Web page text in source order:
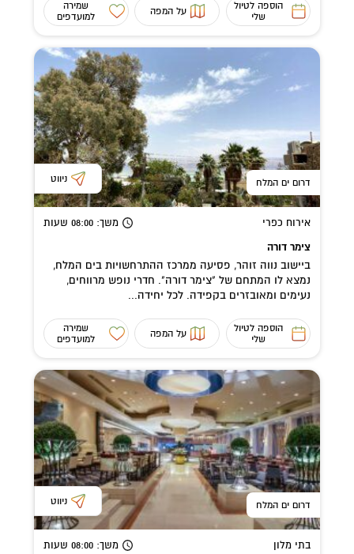
הוספה לטיול
שלי
על המפה
שמירה
למועדפים
דרום ים המלח ניווט
אירוח כפרי משך: 08:00 שעות
צימר דורה
ביישוב נווה זוהר, פסיעה ממרכז ההתרחשויות בים המלח,
נמצא לו המתחם של "צימר דורה". חדרי נופש מרווחים,
נעימים ומאובזרים בקפידה. לכל יחידה...
הוספה לטיול
שלי
על המפה
שמירה
למועדפים
דרום ים המלח ניווט
בתי מלון משך: 08:00 שעות